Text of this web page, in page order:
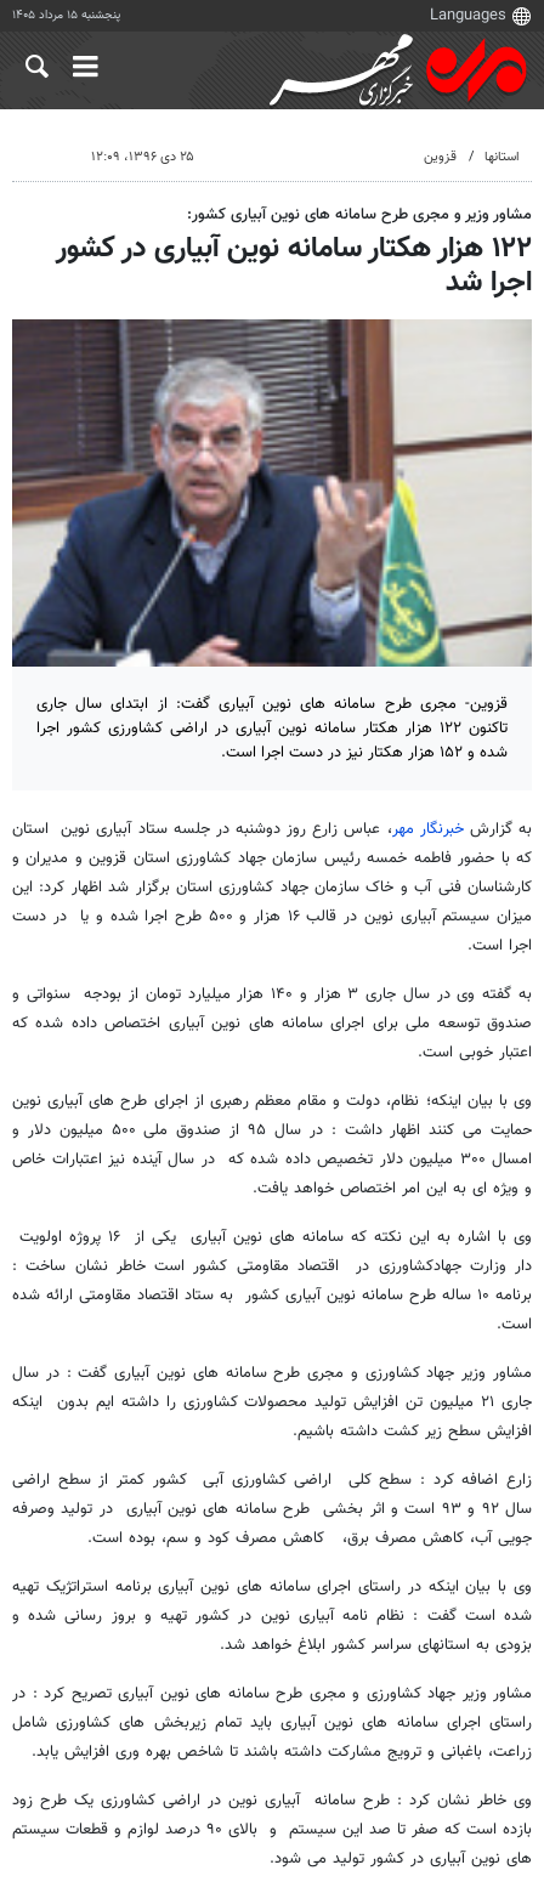
پنجشنبه ۱۵ مرداد ۱۴۰۵
استانها قزوین ۲۵ دی ۱۳۹۶، ۱۲:۰۹
مشاور وزیر و مجری طرح سامانه های نوین آبیاری کشور:
۱۲۲ هزار هکتار سامانه نوین آبیاری در کشور
اجرا شد
قزوین- مجری طرح سامانه های نوین آبیاری گفت: از ابتدای سال جاری
تاکنون ۱۲۲ هزار هکتار سامانه نوین آبیاری در اراضی کشاورزی کشور اجرا
شده و ۱۵۲ هزار هکتار نیز در دست اجرا است.
به گزارشخبرنگار مهر، عباس زارع روز دوشنبه در جلسه ستاد آبیاری نوین استان
که با حضور فاطمه خمسه رئیس سازمان جهاد کشاورزی استان قزوین و مدیران و
کارشناسان فنی آب و خاک سازمان جهاد کشاورزی استان برگزار شد اظهار کرد: این
میزان سیستم آبیاری نوین در قالب ۱۶ هزار و ۵۰۰ طرح اجرا شده و یا در دست
اجرا است.
به گفته وی در سال جاری ۳ هزار و ۱۴۰ هزار میلیارد تومان از بودجه سنواتی و
صندوق توسعه ملی برای اجرای سامانه های نوین آبیاری اختصاص داده شده که
اعتبار خوبی است.
وی با بیان اینکه؛ نظام، دولت و مقام معظم رهبری از اجرای طرح های آبیاری نوین
حمایت می کنند اظهار داشت : در سال ۹۵ از صندوق ملی ۵۰۰ میلیون دلار و
امسال ۳۰۰ میلیون دلار تخصیص داده شده که در سال آینده نیز اعتبارات خاص
و ویژه ای به این امر اختصاص خواهد یافت.
وی با اشاره به این نکته که سامانه های نوین آبیاری یکی از ۱۶ پروژه اولویت
دار وزارت جهادکشاورزی در اقتصاد مقاومتی کشور است خاطر نشان ساخت :
برنامه ۱۰ ساله طرح سامانه نوین آبیاری کشور به ستاد اقتصاد مقاومتی ارائه شده
است.
مشاور وزیر جهاد کشاورزی و مجری طرح سامانه های نوین آبیاری گفت : در سال
جاری ۲۱ میلیون تن افزایش تولید محصولات کشاورزی را داشته ایم بدون اینکه
افزایش سطح زیر کشت داشته باشیم.
زارع اضافه کرد : سطح کلی اراضی کشاورزی آبی کشور کمتر از سطح اراضی
سال ۹۲ و ۹۳ است و اثر بخشی طرح سامانه های نوین آبیاری در تولید وصرفه
جویی آب، کاهش مصرف برق، کاهش مصرف کود و سم، بوده است.
وی با بیان اینکه در راستای اجرای سامانه های نوین آبیاری برنامه استراتژیک تهیه
شده است گفت : نظام نامه آبیاری نوین در کشور تهیه و بروز رسانی شده و
بزودی به استانهای سراسر کشور ابلاغ خواهد شد.
مشاور وزیر جهاد کشاورزی و مجری طرح سامانه های نوین آبیاری تصریح کرد : در
راستای اجرای سامانه های نوین آبیاری باید تمام زیربخش های کشاورزی شامل
زراعت، باغبانی و ترویج مشارکت داشته باشند تا شاخص بهره وری افزایش یابد.
وی خاطر نشان کرد : طرح سامانه آبیاری نوین در اراضی کشاورزی یک طرح زود
بازده است که صفر تا صد این سیستم و بالای ۹۰ درصد لوازم و قطعات سیستم
های نوین آبیاری در کشور تولید می شود.